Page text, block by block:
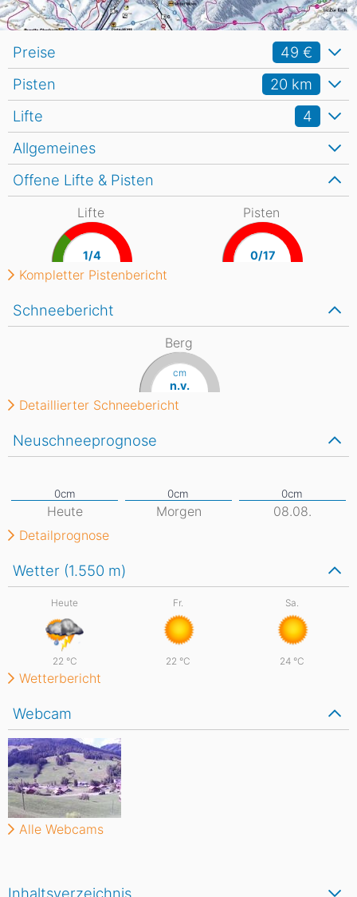
Inhaltsverzeichnis
Allgemeines
Lifte 4
Pisten 20 km
Wetter (1.550 m)
Heute
22 °C
Fr.
22 °C
Sa.
24 °C
Wetterbericht
Webcam
Alle Webcams
Schneebericht
Berg
cm
n.v.
Detaillierter Schneebericht
Neuschneeprognose
Heute Morgen
08.08.
Detailprognose
Offene Lifte & Pisten
Lifte
1/4
Pisten
0/17
Kompletter Pistenbericht
Preise 49 €